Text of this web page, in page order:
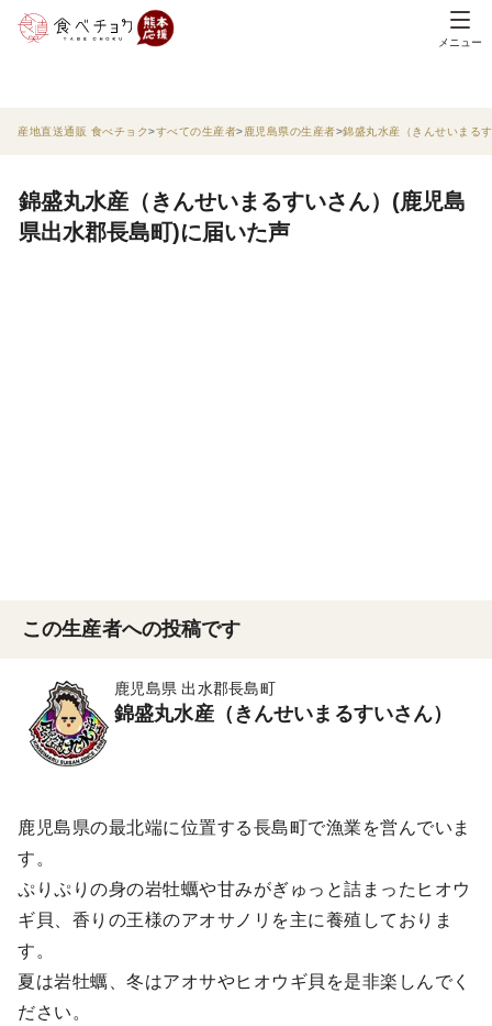
メニュー
産地直送通販 食べチョク すべての生産者 鹿児島県の生産者 錦盛丸水産（きんせいまる
錦盛丸水産（きんせいまるすいさん）(鹿児島
県出水郡長島町)に届いた声
この生産者への投稿です
鹿児島県 出水郡長島町
錦盛丸水産（きんせいまるすいさん）
鹿児島県の最北端に位置する長島町で漁業を営んでいま
す。
ぷりぷりの身の岩牡蠣や甘みがぎゅっと詰まったヒオウ
ギ貝、香りの王様のアオサノリを主に養殖しておりま
す。
夏は岩牡蠣、冬はアオサやヒオウギ貝を是非楽しんでく
ださい。